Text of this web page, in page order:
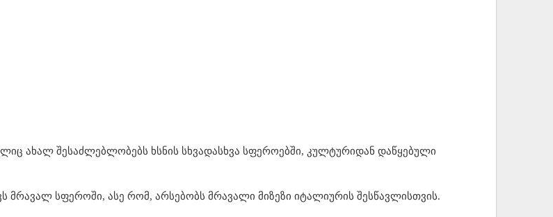
ახალ შესაძლებლობებს ხსნის სხვადასხვა სფეროებში, კულტურიდან დაწყებული
მრავალ სფეროში, ასე რომ, არსებობს მრავალი მიზეზი იტალიურის შესწავლისთვის.